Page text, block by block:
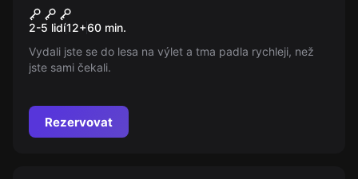
Nový
Ztraceni v lese
2-5 lidí12+60 min.
Vydali jste se do lesa na výlet a tma padla rychleji, než
jste sami čekali.
Rezervovat